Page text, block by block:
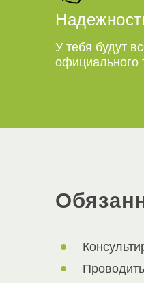
У тебя будут
официального